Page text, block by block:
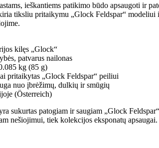
ieškantiems patikimo būdo apsaugoti ir
tiksliu pritaikymu „Glock Feldspar“
kilęs „Glock“
patvarus nailonas
kg (85 g)
pritaikytas „Glock Feldspar“ peiliui
nuo įbrėžimų, dulkių ir smūgių
(Österreich)
sukurtas patogiam ir saugiam „Glock
nešiojimui, tiek kolekcijos eksponatų apsaugai.